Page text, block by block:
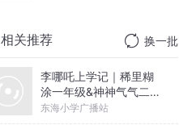
相关推荐 换一批
李哪吒上学记｜稀里糊
涂一年级&神神气气二年
级
东海小学广播站